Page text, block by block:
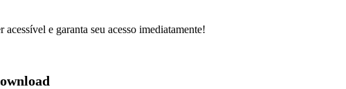
acessível e garanta seu acesso imediatamente!